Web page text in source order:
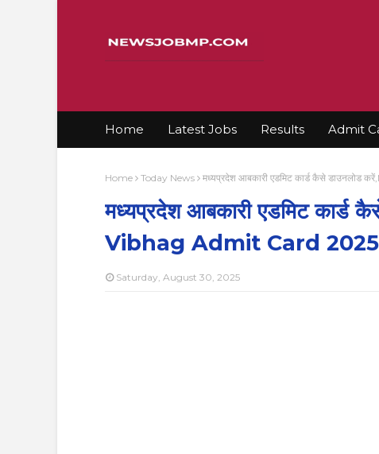
Home Latest Jobs Results Admit
Home Today News मध्यप्रदेश आबकारी एडमिट कार्ड कैसे
मध्यप्रदेश आबकारी एडमिट
Vibhag Admit Card 2025
Saturday, August 30, 2025